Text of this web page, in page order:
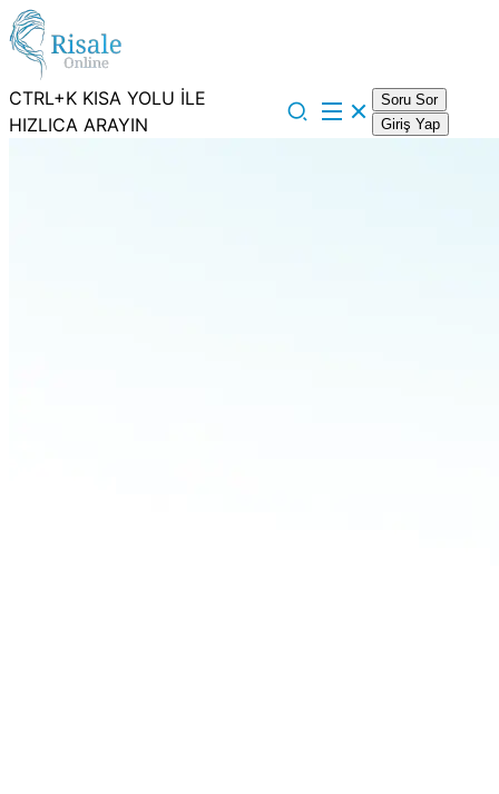
CTRL+K KISA YOLU İLE
HIZLICA ARAYIN
Soru Sor
Giriş Yap